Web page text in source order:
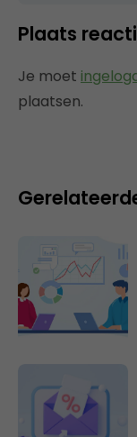
Plaats
Je moet
plaatsen.